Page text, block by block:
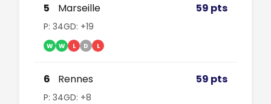
5 Marseille 59 pts
P: 34GD: +19
W W L D L
6 Rennes 59 pts
P: 34GD: +8